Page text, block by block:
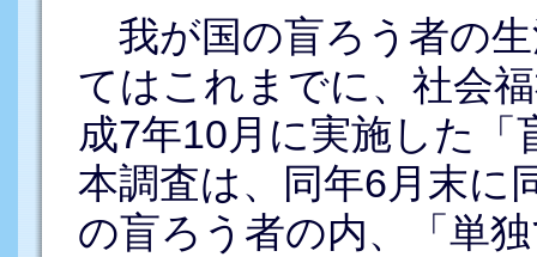
我が国の盲ろう者の
てはこれまでに、社会
成7年10月に実施した
本調査は、同年6月末に
の盲ろう者の内、「単